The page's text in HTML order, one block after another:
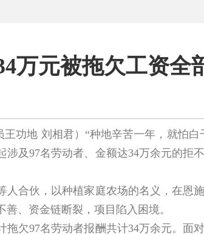
万元被拖欠工资
功地 刘相君）“种地辛苦一年，就怕
及97名劳动者、金额达34万余元的拒
合伙，以种植家庭农场的名义，在恩
、资金链断裂，项目陷入困境。
欠97名劳动者报酬共计34万余元。面